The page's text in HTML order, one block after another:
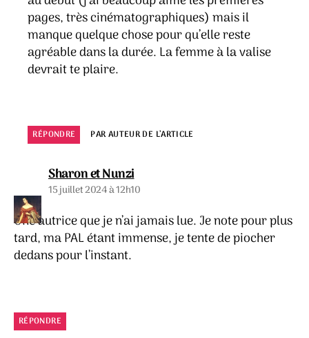
pages, très cinématographiques) mais il
manque quelque chose pour qu’elle reste
agréable dans la durée. La femme à la valise
devrait te plaire.
RÉPONDRE PAR AUTEUR DE L’ARTICLE
Sharon et Nunzidit :
15 juillet 2024 à 12h10
Une autrice que je n’ai jamais lue. Je note pour plus
tard, ma PAL étant immense, je tente de piocher
dedans pour l’instant.
RÉPONDRE